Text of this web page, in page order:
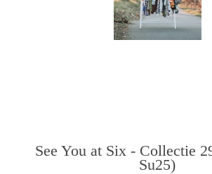
See You at Six - Collectie
Su25)